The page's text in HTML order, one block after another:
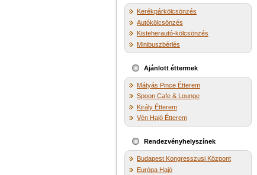
Kerékpárkölcsönzés
Autókölcsönzés
Kisteherautó-kölcsönzés
Minibuszbérlés
Ajánlott éttermek
Mátyás Pince Étterem
Spoon Cafe & Lounge
Király Étterem
Vén Hajó Étterem
Rendezvényhelyszínek
Budapest Kongresszusi Központ
Európa Hajó